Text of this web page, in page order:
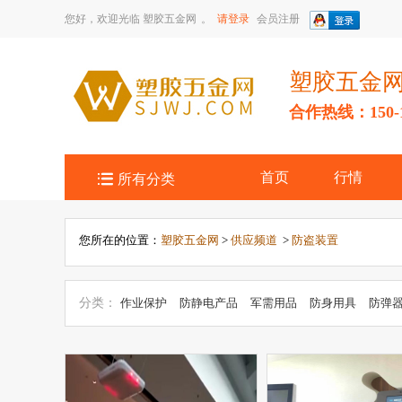
您好，欢迎光临 塑胶五金网 。 请登录 会员注册
塑胶五金
合作热线：150-
 所有分类 首页 行情
您所在的位置： 塑胶五金网 > 供应频道 > 防盗装置
分类： 作业保护 防静电产品 军需用品 防身用具
防弹
消防救援
二手安防产品 公共广播 防伪产品 灾害防护
交通指挥
监控器材 静电测试仪 警报设备 防盗装置 其